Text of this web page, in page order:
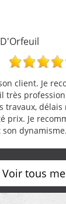
client. Je
très
travaux, délais
prix. Je
dynamisme.
Voir tous